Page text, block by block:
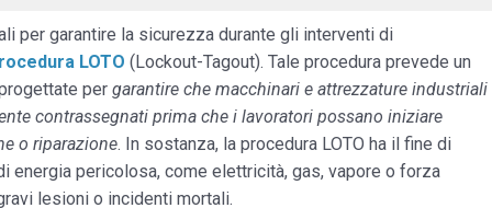
per garantire la sicurezza durante gli interventi di
LOTO (Lockout-Tagout). Tale procedura prevede un
per garantire che macchinari e attrezzature industriali
contrassegnati prima che i lavoratori possano iniziare
o riparazione. In sostanza, la procedura LOTO ha il fine di
energia pericolosa, come elettricità, gas, vapore o forza
lesioni o incidenti mortali.